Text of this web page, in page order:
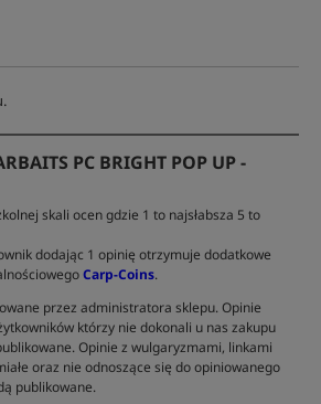
PC BRIGHT POP UP -
skali ocen gdzie 1 to najsłabsza 5 to
dodając 1 opinię otrzymuje dodatkowe
Carp-Coins.
przez administratora sklepu. Opinie
którzy nie dokonali u nas zakupu
Opinie z wulgaryzmami, linkami
oraz nie odnoszące się do opiniowanego
publikowane.